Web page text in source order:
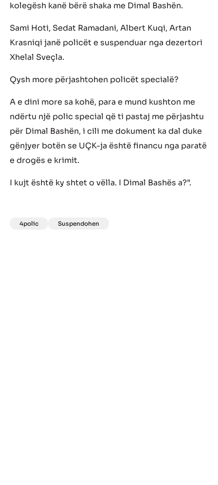
kolegësh kanë bërë shaka me Dimal Bashën.
Sami Hoti, Sedat Ramadani, Albert Kuqi, Artan
Krasniqi janë policët e suspenduar nga dezertori
Xhelal Sveçla.
Qysh more përjashtohen policët specialë?
A e dini more sa kohë, para e mund kushton me
ndërtu një polic special që ti pastaj me përjashtu
për Dimal Bashën, i cili me dokument ka dal duke
gënjyer botën se UÇK-ja është financu nga paratë
e drogës e krimit.
I kujt është ky shtet o vëlla. I Dimal Bashës a?”.
4polic Suspendohen